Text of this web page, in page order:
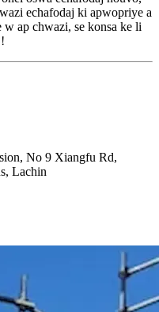
echafodaj ki apwopriye a
ap chwazi, se konsa ke li
No 9 Xiangfu Rd,
Lachin